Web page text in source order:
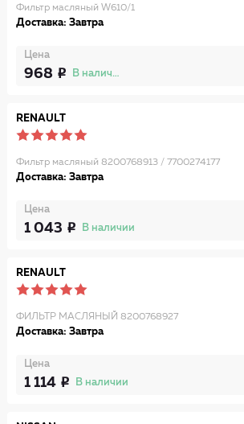
Фильтр масляный W610/1
Доставка: Завтра
Цена
968 В наличии
RENAULT
Фильтр масляный 8200768913 / 7700274177
Доставка: Завтра
Цена
1 043 В наличии
RENAULT
ФИЛЬТР МАСЛЯНЫЙ 8200768927
Доставка: Завтра
Цена
1 114 В наличии